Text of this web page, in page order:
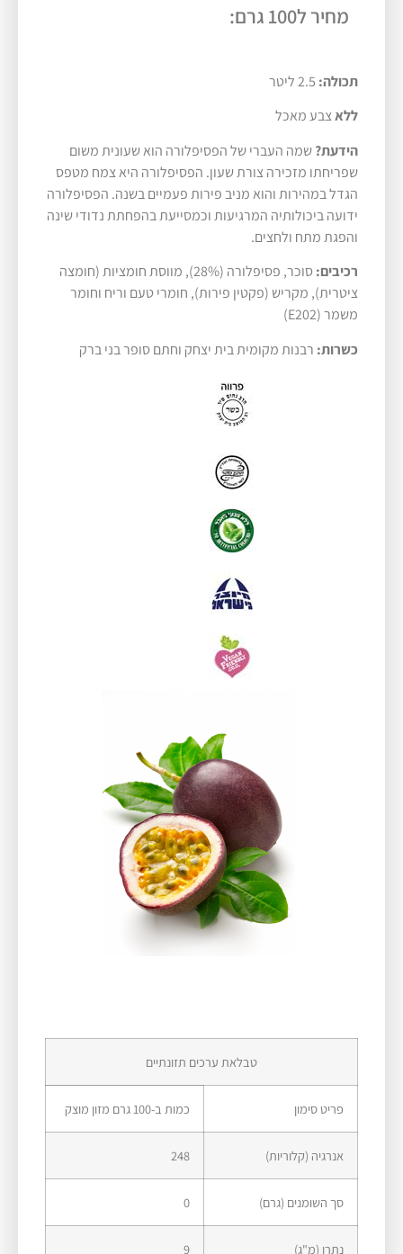
מחיר ל100 גרם:
תכולה:
ללאצבע מאכל
הידעת?שמה העברי של הפסיפלורה הוא שעונית משום
שפריחתו מזכירה צורת שעון. הפסיפלורה היא צמח מטפס
הגדל במהירות והוא מניב פירות פעמיים בשנה. הפסיפלורה
ידועה ביכולותיה המרגיעות וכמסייעת בהפחתת נדודי שינה
והפגת מתח ולחצים.
רכיבים:
סוכר, פסיפלורה (28%), מווסת חומציות (חומצה
ציטרית), מקריש (פקטין פירות), חומרי טעם וריח וחומר
משמר (E202)
כשרות: רבנות מקומית בית יצחק וחתם סופר בני ברק
טבלאת ערכים תזונתיים
פריט סימון​ כמות ב-100 גרם מזון מוצק
אנרגיה (קלוריות) 248
סך השומנים (גרם) 0
נתרן (מ"ג) 9